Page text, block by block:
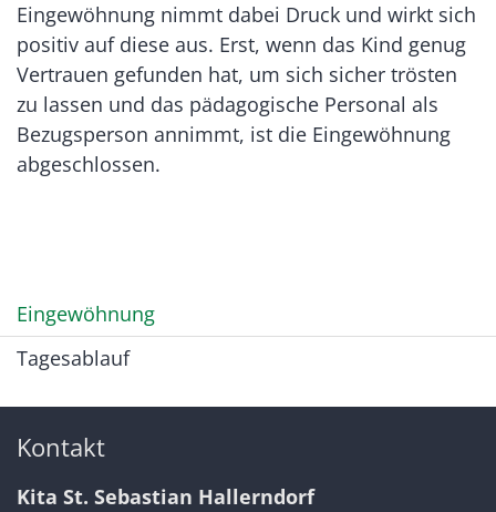
Eingewöhnung nimmt dabei Druck und wirkt sich
positiv auf diese aus. Erst, wenn das Kind genug
Vertrauen gefunden hat, um sich sicher trösten
zu lassen und das pädagogische Personal als
Bezugsperson annimmt, ist die Eingewöhnung
abgeschlossen.
Eingewöhnung
Tagesablauf
Kontakt
Kita St. Sebastian Hallerndorf